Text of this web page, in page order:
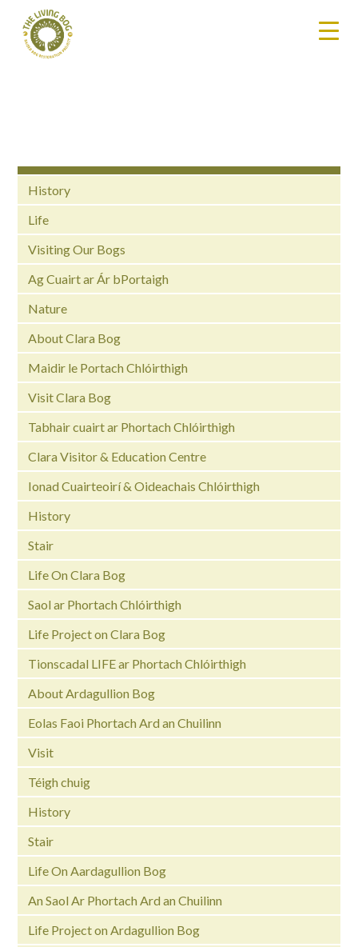
History
Life
Visiting Our Bogs
Ag Cuairt ar Ár bPortaigh
Nature
About Clara Bog
Maidir le Portach Chlóirthigh
Visit Clara Bog
Tabhair cuairt ar Phortach Chlóirthigh
Clara Visitor & Education Centre
Ionad Cuairteoirí & Oideachais Chlóirthigh
History
Stair
Life On Clara Bog
Saol ar Phortach Chlóirthigh
Life Project on Clara Bog
Tionscadal LIFE ar Phortach Chlóirthigh
About Ardagullion Bog
Eolas Faoi Phortach Ard an Chuilinn
Visit
Téigh chuig
History
Stair
Life On Aardagullion Bog
An Saol Ar Phortach Ard an Chuilinn
Life Project on Ardagullion Bog